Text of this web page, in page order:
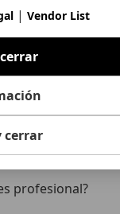
el uso de
se puede
pueden bloquear
o avisarle sobre
funciones
| Vendor List
cerrar
sesión
profesional?